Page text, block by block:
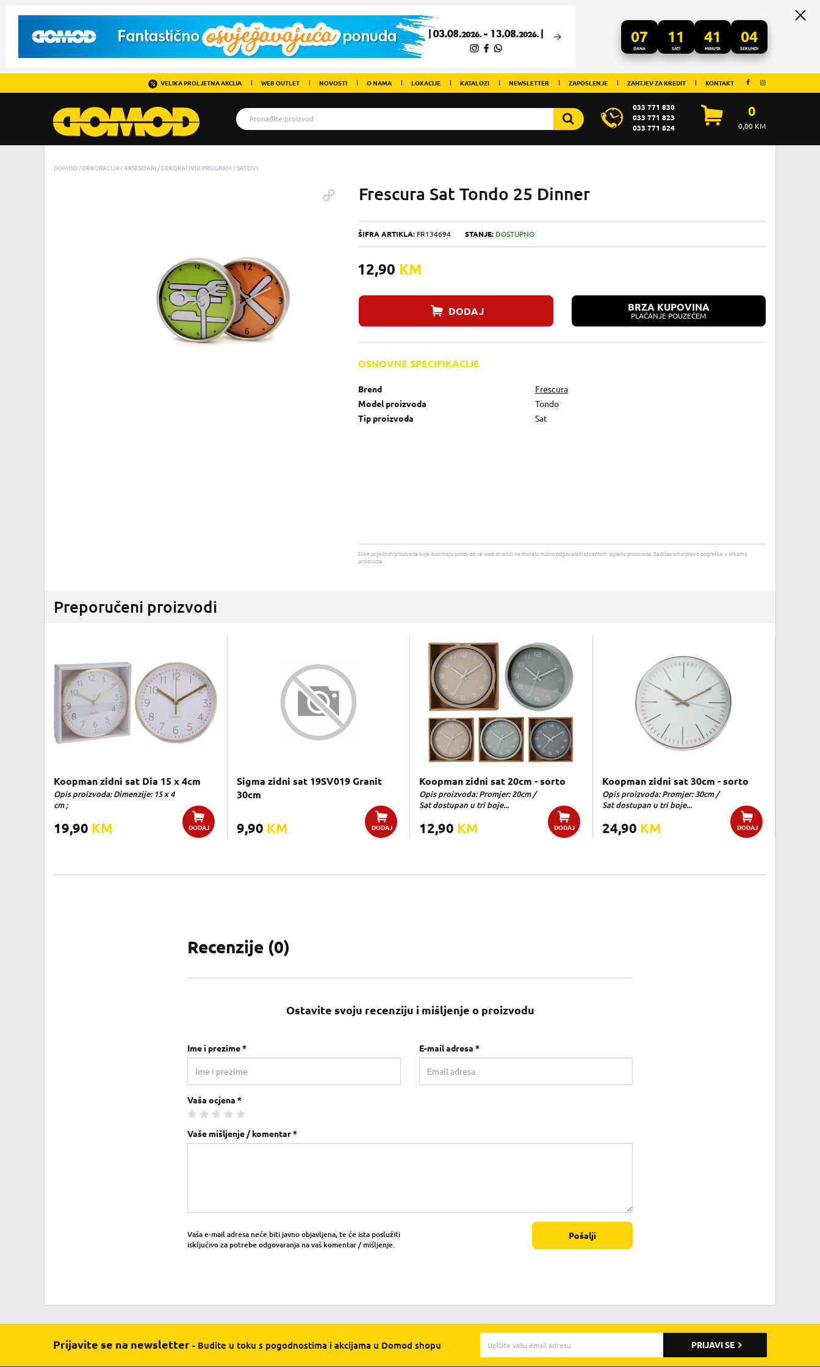
07
DANA
11
SATI
41
MINUTA
04
SEKUNDI
VELIKA PROLJETNA AKCIJA WEB OUTLET NOVOSTI O NAMA LOKACIJE KATALOZI NEWSLETTER ZAPOSLENJE ZAHTJEV ZA KREDIT KONTAKT
033 771 830
033 771 823
033 771 824
0
0,00KM
DOMOD DEKORACIJA I AKSESOARI DEKORATIVNI PROGRAM SATOVI
Frescura Sat Tondo 25 Dinner
ŠIFRA ARTIKLA: FR134694 STANJE: DOSTUPNO
12,90 KM
DODAJ BRZA KUPOVINA
PLAĆANJE POUZEĆEM
OSNOVNE SPECIFIKACIJE
Brend
Frescura
Model proizvoda
Tondo
Tip proizvoda
Sat
Slike pojedinih proizvoda koje ilustriraju proizvod na web stranici ne moraju nužno odgovarati stvarnom izgledu proizvoda. Zadržavamo pravo pogreške u slikama
proizvoda.
Preporučeni proizvodi
Koopman zidni sat Dia 15 x 4cm
Opis proizvoda: Dimenzije: 15 x 4
cm ;
19,90 KM DODAJ
Sigma zidni sat 19SV019 Granit
30cm
9,90 KM DODAJ
Koopman zidni sat 20cm - sorto
Opis proizvoda: Promjer: 20cm /
Sat dostupan u tri boje...
12,90 KM DODAJ
Koopman zidni sat 30cm - sorto
Opis proizvoda: Promjer: 30cm /
Sat dostupan u tri boje...
24,90 KM DODAJ
Recenzije (0)
Ostavite svoju recenziju i mišljenje o proizvodu
Ime i prezime * E-mail adresa *
Vaša ocjena *
Vaše mišljenje / komentar *
Vaša e-mail adresa neće biti javno objavljena, te će ista poslužiti
isključivo za potrebe odgovaranja na vaš komentar / mišljenje.
Pošalji
Prijavite se na newsletter - Budite u toku s pogodnostima i akcijama u Domod shopu PRIJAVI SE